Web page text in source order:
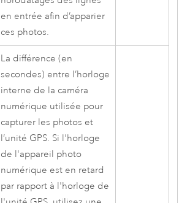
en entrée afin d’apparier
ces photos.
La différence (en
secondes) entre l’horloge
interne de la caméra
numérique utilisée pour
capturer les photos et
l’unité GPS. Si l'horloge
de l'appareil photo
numérique est en retard
par rapport à l'horloge de